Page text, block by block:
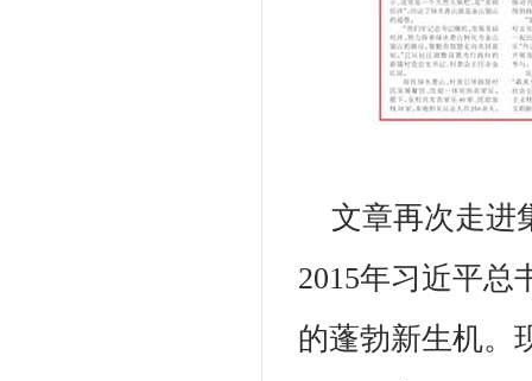
文章再次走进
2015年习近平总
的蓬勃新生机。